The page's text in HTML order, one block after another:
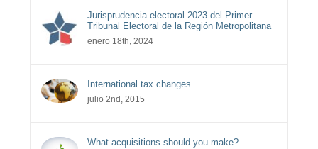
Jurisprudencia electoral 2023 del Primer
Tribunal Electoral de la Región Metropolitana
enero 18th, 2024
International tax changes
julio 2nd, 2015
What acquisitions should you make?